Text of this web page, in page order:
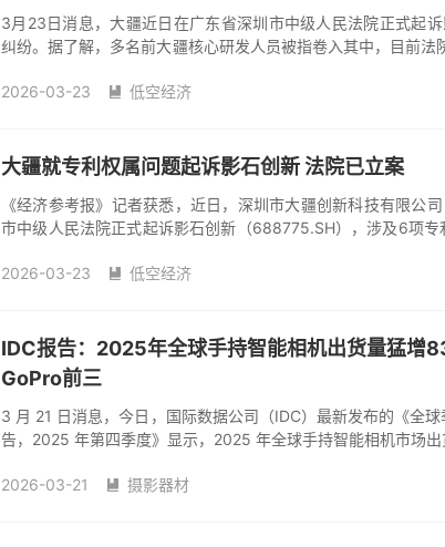
3月23日消息，大疆近日在广东省深圳市中级人民法院正式起
纠纷。据了解，多名前大疆核心研发人员被指卷入其中，目前法
2026-03-23
 低空经济
大疆就专利权属问题起诉影石创新 法院已立案
《经济参考报》记者获悉，近日，深圳市大疆创新科技有限公
市中级人民法院正式起诉影石创新（688775.SH），涉及6项专
2026-03-23
 低空经济
IDC报告：2025年全球手持智能相机出货量猛增
GoPro前三
3 月 21 日消息，今日，国际数据公司（IDC）最新发布的《全
告，2025 年第四季度》显示，2025 年全球手持智能相机市场
2026-03-21
 摄影器材